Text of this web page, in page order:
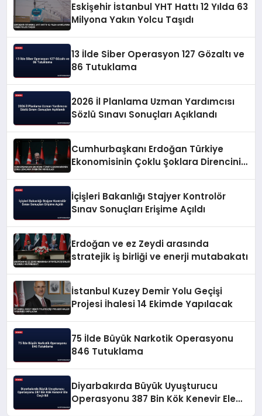
Eskişehir İstanbul YHT Hattı 12 Yılda 63
Milyona Yakın Yolcu Taşıdı
13 İlde Siber Operasyon 127 Gözaltı ve
86 Tutuklama
2026 İl Planlama Uzman Yardımcısı
Sözlü Sınavı Sonuçları Açıklandı
Cumhurbaşkanı Erdoğan Türkiye
Ekonomisinin Çoklu Şoklara Direncini
İçişleri Bakanlığı Stajyer Kontrolör
Sınav Sonuçları Erişime Açıldı
Erdoğan ve ez Zeydi arasında
stratejik iş birliği ve enerji mutabakatı
İstanbul Kuzey Demir Yolu Geçişi
Projesi İhalesi 14 Ekimde Yapılacak
75 İlde Büyük Narkotik Operasyonu
846 Tutuklama
Diyarbakırda Büyük Uyuşturucu
Operasyonu 387 Bin Kök Kenevir Ele